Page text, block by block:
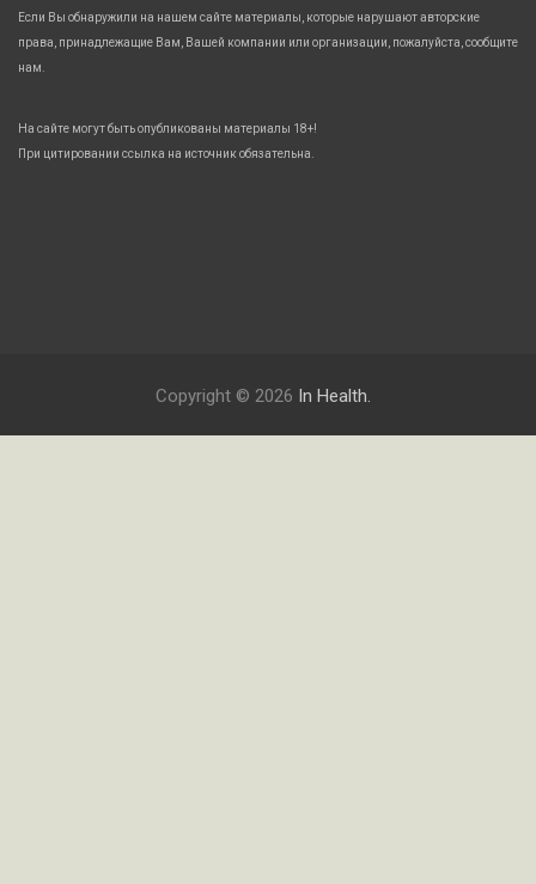
Если Вы обнаружили на нашем сайте материалы, которые нарушают авторские
права, принадлежащие Вам, Вашей компании или организации, пожалуйста, сообщите
нам.
На сайте могут быть опубликованы материалы 18+!
При цитировании ссылка на источник обязательна.
Copyright © 2026 In Health.